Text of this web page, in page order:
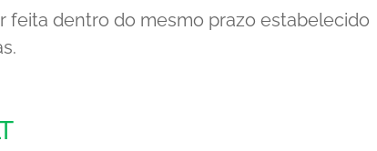
dentro do mesmo prazo estabelecido